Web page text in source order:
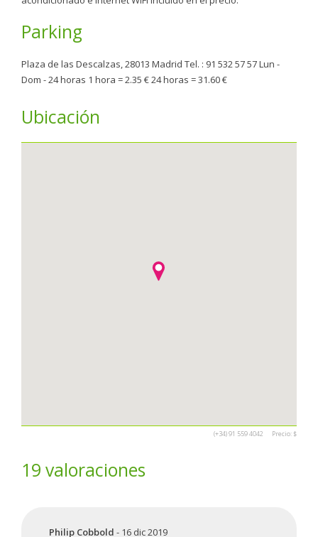
Parking
Plaza de las Descalzas, 28013 Madrid Tel. : 91 532 57 57 Lun -
Dom - 24 horas 1 hora = 2.35 € 24 horas = 31.60 €
Ubicación
(+34) 91 559 4042 Precio:$
19 valoraciones
Philip Cobbold - 16 dic 2019